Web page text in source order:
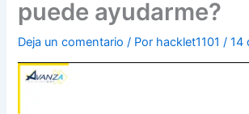
puede ayudarme?
Deja un comentario / Por hacklet1101/14